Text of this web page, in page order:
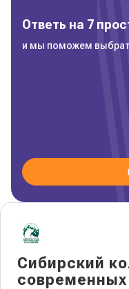
Сибирский
современных
Ответь на 7
и мы поможем